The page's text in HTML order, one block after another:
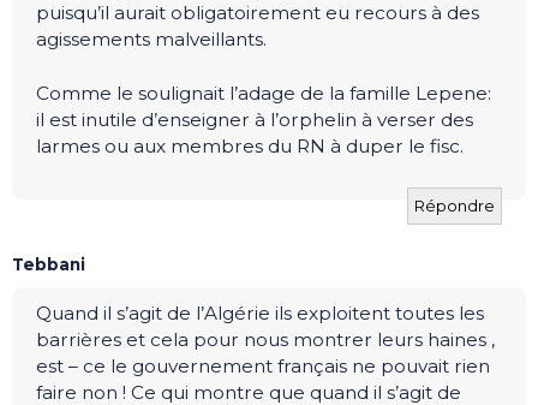
puisqu’il aurait obligatoirement eu recours à des
agissements malveillants.
Comme le soulignait l’adage de la famille Lepene:
il est inutile d’enseigner à l’orphelin à verser des
larmes ou aux membres du RN à duper le fisc.
Répondre
Tebbani
Quand il s’agit de l’Algérie ils exploitent toutes les
barrières et cela pour nous montrer leurs haines ,
est – ce le gouvernement français ne pouvait rien
faire non ! Ce qui montre que quand il s’agit de